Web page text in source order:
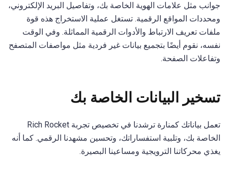
جوانب مثل علامات الهوية الخاصة بك، وتفاصيل البريد الإلكتروني،
ومحددات المواقع الرقمية. تستغل عملية الاستخراج هذه قوة
ملفات تعريف الارتباط والأدوات الرقمية المماثلة. وفي الوقت
نفسه، نقوم أيضًا بتجميع بيانات غير فردية مثل مواصفات المتصفح
وتفاعلات الصفحة.
تسخير البيانات الخاصة بك
تعمل بياناتك كمنارة ترشدنا في تخصيص تجربة Rich Rocket
الخاصة بك، وتلبية استفساراتك، وتحسين مشهدنا الرقمي. كما أنه
يغذي محركاتنا الترويجية ومساعينا البصيرة.